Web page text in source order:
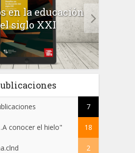
en la educación
siglo XXI
7
conocer el hielo" 18
2